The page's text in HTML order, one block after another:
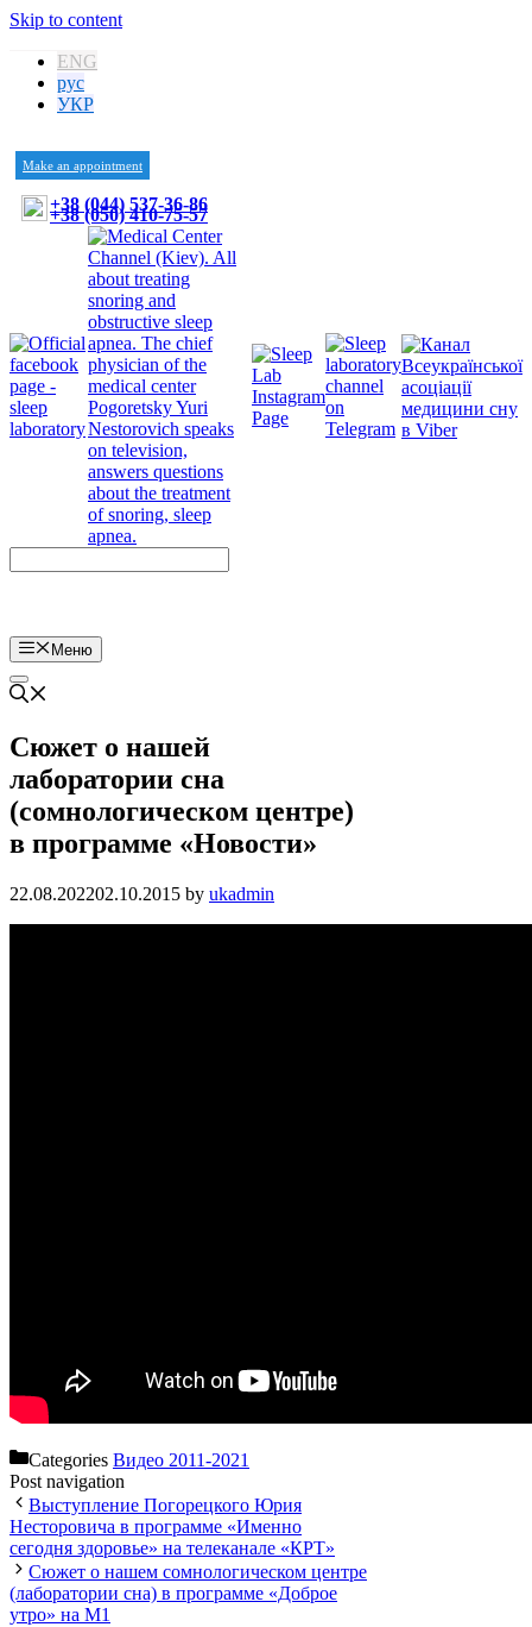
Skip to content
ENG
рус
УКР
Make an appointment
+38 (044) 537-36-86
+38 (050) 410-75-57
Меню
Сюжет о нашей
лаборатории сна
(сомнологическом центре)
в программе «Новости»
22.08.202202.10.2015 by ukadmin
Categories Видео 2011-2021
Post navigation
Выступление Погорецкого Юрия
Несторовича в программе «Именно
сегодня здоровье» на телеканале «КРТ»
Сюжет о нашем сомнологическом центре
(лаборатории сна) в программе «Доброе
утро» на М1